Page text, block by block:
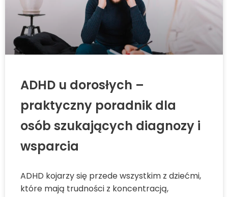
ADHD u dorosłych –
praktyczny poradnik dla
osób szukających diagnozy i
wsparcia
ADHD kojarzy się przede wszystkim z dziećmi,
które mają trudności z koncentracją,